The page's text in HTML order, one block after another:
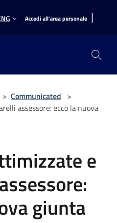
Accedi all'area personale |
> Communicated >
assessore: ecco la nuova
e
giunta